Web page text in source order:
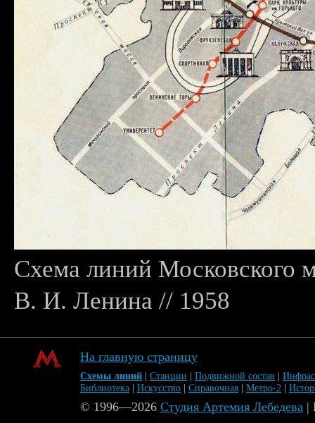
Схема линий Московского
В. И. Ленина // 1958
На главную страницу
Схемы линий | Станции | Подвижной состав |
Библиотека | Искусство | Справочная | Метро-2 |
© 1996—2026 Студия Артемия Лебедева |